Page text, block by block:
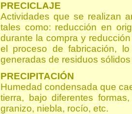
PRECICLAJE
Actividades que se realizan
tales como: reducción en
durante la compra y
el proceso de fabricación,
generadas de residuos
PRECIPITACIÓN
Humedad condensada que
tierra, bajo diferentes
granizo, niebla, rocío, etc.